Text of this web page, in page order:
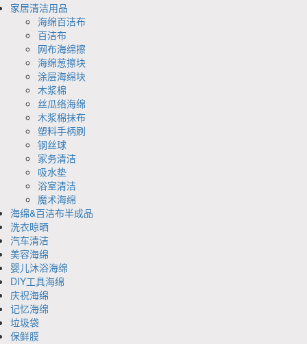
家居清洁用品
海绵百洁布
百洁布
网布海绵擦
海绵葱擦块
涂层海绵块
木浆棉
丝瓜络海绵
木浆棉抹布
塑料手柄刷
钢丝球
家务清洁
吸水垫
浴室清洁
魔术海绵
海绵&百洁布半成品
洗衣晾晒
汽车清洁
美容海绵
婴儿沐浴海绵
DIY工具海绵
庆祝海绵
记忆海绵
垃圾袋
保鲜膜